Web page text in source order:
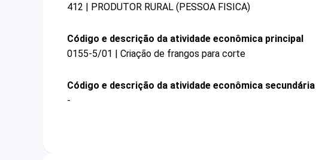
412 | PRODUTOR RURAL (PESSOA FISICA)
Código e descrição da atividade econômica principal
0155-5/01 | Criação de frangos para corte
Código e descrição da atividade econômica secundária
-